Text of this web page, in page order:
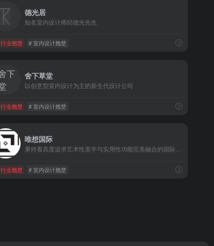
德光居
知名室内设计师邱德光先生
行业翘楚 # 室内设计翘楚
舍下草堂
以创意型室内设计为主的新生代设计公司
行业翘楚 # 室内设计翘楚
唯想国际
行业翘楚 # 室内设计翘楚